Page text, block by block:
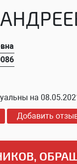
на
Добавить